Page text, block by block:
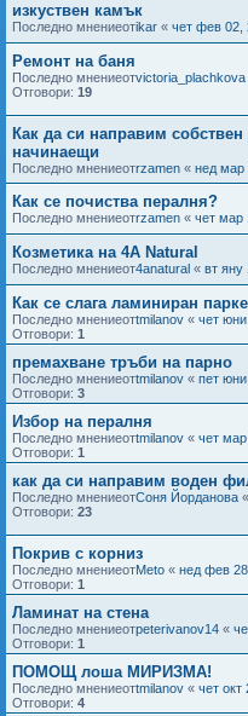
изкуствен камък
Последно мнениеотikar « чет фев 02,
Ремонт на баня
Последно мнениеотvictoria_plachkova
Отговори: 19
Как да си направим
начинаещи
Последно мнениеотrzamen « нед мар
Как се почиства пералня?
Последно мнениеотrzamen « чет мар
Козметика на 4A Natural
Последно мнениеот4anatural « вт яну
Как се слага ламиниран
Последно мнениеотtmilanov « чет
Отговори: 1
премахване тръби на парно
Последно мнениеотtmilanov « пет
Отговори: 3
Избор на пералня
Последно мнениеотtmilanov « чет
Отговори: 1
как да си направим воден
Последно мнениеотСоня Йорданова «
Отговори: 23
Покрив с корниз
Последно мнениеотMeto « нед фев
Отговори: 1
Ламинат на стена
Последно мнениеотpeterivanov14 «
Отговори: 1
ПОМОЩ лоша МИРИЗМА!
Последно мнениеотtmilanov « чет окт
Отговори: 4